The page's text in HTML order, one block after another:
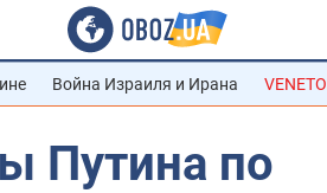
Война Израиля и Ирана VENETO
Путина по